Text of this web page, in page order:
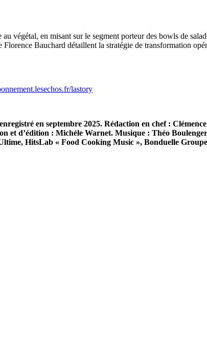
végétal, en misant sur le segment porteur des bowls de
Bauchard détaillent la stratégie de transformation
lastory
en septembre 2025. Rédaction en chef :
et d’édition : Michèle Warnet. Musique : Théo
HitsLab « Food Cooking Music », Bonduelle